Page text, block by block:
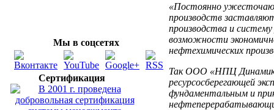
Мы в соцсетях
Сертификация
«Постоянно
производств
производства и
возможности
нефтехимических
Так ООО «НПЦ
ресурсосберегающей
фундаментальным и